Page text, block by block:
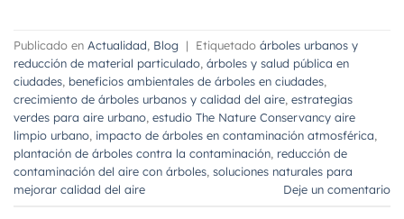
Publicado en Actualidad Blog | Etiquetado árboles urbanos y
reducción de material particulado árboles y salud pública en
ciudades beneficios ambientales de árboles en ciudades
crecimiento de árboles urbanos y calidad del aire estrategias
verdes para aire urbano estudio The Nature Conservancy aire
limpio urbano impacto de árboles en contaminación atmosférica
plantación de árboles contra la contaminación reducción de
contaminación del aire con árboles soluciones naturales para
mejorar calidad del aire
Deje un comentario